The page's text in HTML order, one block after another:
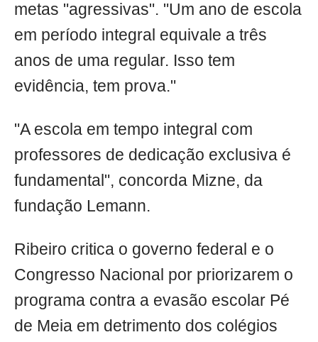
metas "agressivas". "Um ano de escola
em período integral equivale a três
anos de uma regular. Isso tem
evidência, tem prova."
"A escola em tempo integral com
professores de dedicação exclusiva é
fundamental", concorda Mizne, da
fundação Lemann.
Ribeiro critica o governo federal e o
Congresso Nacional por priorizarem o
programa contra a evasão escolar Pé
de Meia em detrimento dos colégios